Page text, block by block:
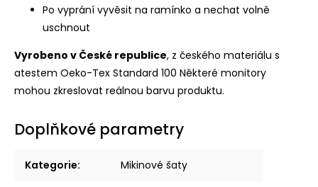
Po vyprání vyvěsit na ramínko a nechat volně
uschnout
Vyrobeno v České republice, z českého materiálu s
atestem Oeko-Tex Standard 100 Některé monitory
mohou zkreslovat reálnou barvu produktu.
Doplňkové parametry
Kategorie: Mikinové šaty